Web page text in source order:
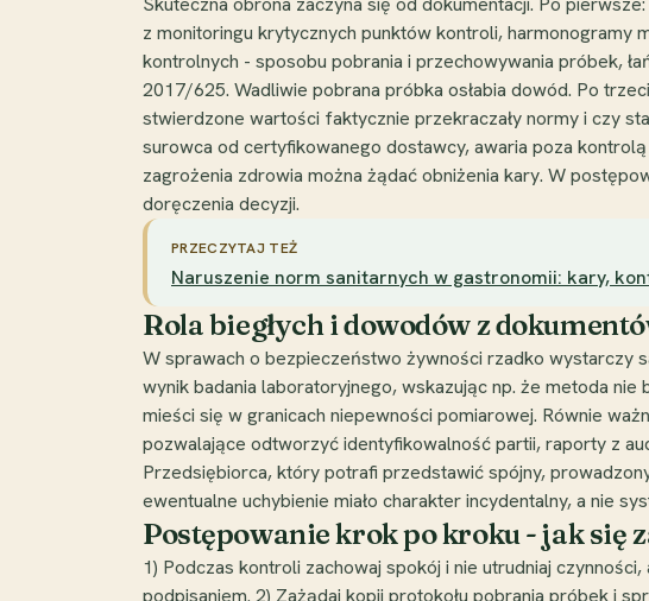
z monitoringu krytycznych punktów kontroli, harmonogramy
kontrolnych - sposobu pobrania i przechowywania próbek,
2017/625. Wadliwie pobrana próbka osłabia dowód. Po
stwierdzone wartości faktycznie przekraczały normy i czy
surowca od certyfikowanego dostawcy, awaria poza
zagrożenia zdrowia można żądać obniżenia kary. W
doręczenia decyzji.
PRZECZYTAJ TEŻ
Naruszenie norm sanitarnych w gastronomii: kary,
Rola biegłych i dowodów z
W sprawach o bezpieczeństwo żywności rzadko wystarczy
wynik badania laboratoryjnego, wskazując np. że metoda
mieści się w granicach niepewności pomiarowej. Równie
pozwalające odtworzyć identyfikowalność partii, raporty z
Przedsiębiorca, który potrafi przedstawić spójny,
ewentualne uchybienie miało charakter incydentalny, a nie
Postępowanie krok po kroku - jak się
1) Podczas kontroli zachowaj spokój i nie utrudniaj
podpisaniem. 2) Zażądaj kopii protokołu pobrania próbek i